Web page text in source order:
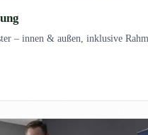
– innen & außen, inklusive